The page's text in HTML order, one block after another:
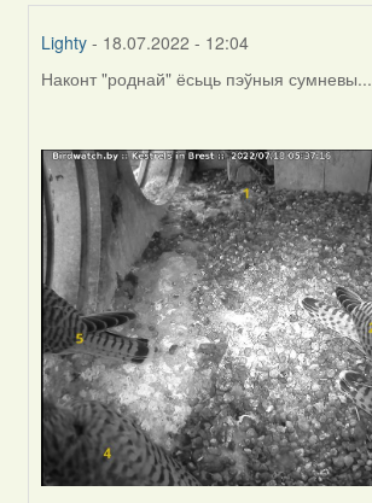
Lighty - 18.07.2022 - 12:04
In
by
Harrier
Наконт "роднай" ёсьць пэўныя сумневы...